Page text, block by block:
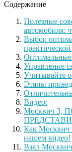
Содержание
Полезные
автомобиля:
Выбор
Оптимальные
Управление
Учитывайте
Этапы
Видео:
Москвич 3,
Как Москвич
нашем видео!
Взял